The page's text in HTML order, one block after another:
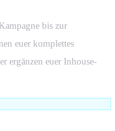
bis zur
euer komplettes
ergänzen euer Inhouse-